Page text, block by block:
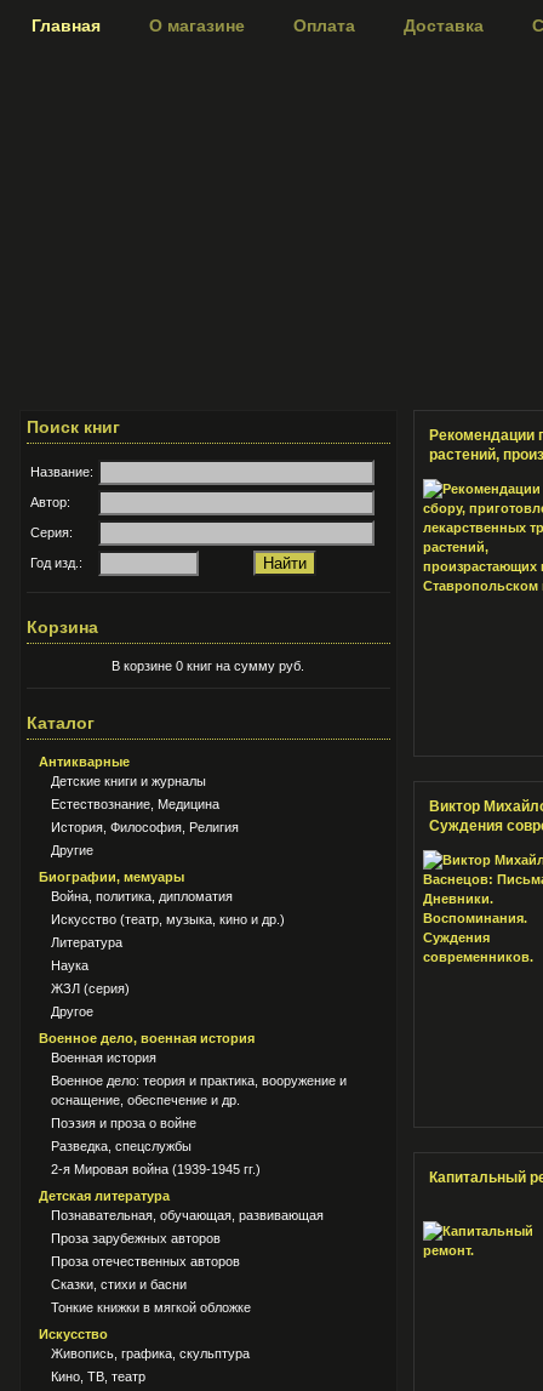
Главная О магазине Оплата Доставка
Поиск книг
Название:
Автор:
Серия:
Год изд.:
Корзина
В корзине 0 книг на сумму руб.
Каталог
Антикварные
Детские книги и журналы
Естествознание, Медицина
История, Философия, Религия
Другие
Биографии, мемуары
Война, политика, дипломатия
Искусство (театр, музыка, кино и др.)
Литература
Наука
ЖЗЛ (серия)
Другое
Военное дело, военная история
Военная история
Военное дело: теория и практика, вооружение и
оснащение, обеспечение и др.
Поэзия и проза о войне
Разведка, спецслужбы
2-я Мировая война (1939-1945 гг.)
Детская литература
Познавательная, обучающая, развивающая
Проза зарубежных авторов
Проза отечественных авторов
Сказки, стихи и басни
Тонкие книжки в мягкой обложке
Искусство
Живопись, графика, скульптура
Кино, ТВ, театр
Рекомендации
растений,
Виктор
Суждения
Капитальный